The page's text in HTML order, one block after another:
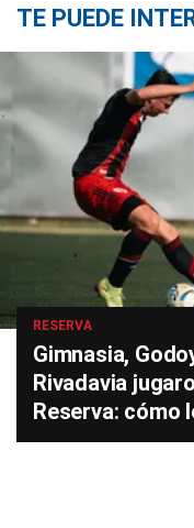
TE PUEDE
RESERVA
Gimnasia,
Rivadavia
Reserva: cómo